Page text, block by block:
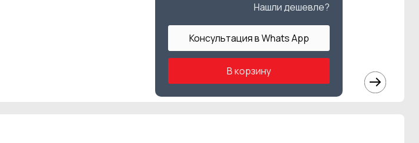
Нашли дешевле?
Консультация в Whats App
В корзину